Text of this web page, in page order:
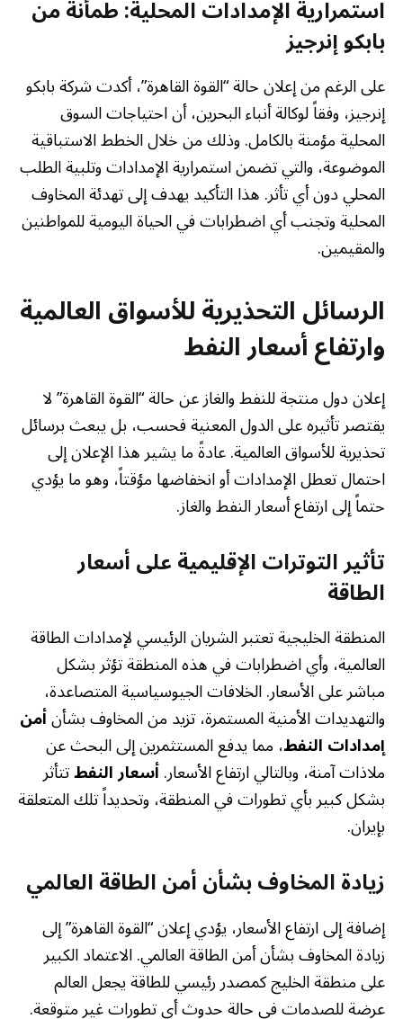
استمرارية الإمدادات المحلية: طمأنة من
بابكو إنرجيز
على الرغم من إعلان حالة “القوة القاهرة”، أكدت شركة بابكو
إنرجيز، وفقاً لوكالة أنباء البحرين، أن احتياجات السوق
المحلية مؤمنة بالكامل. وذلك من خلال الخطط الاستباقية
الموضوعة، والتي تضمن استمرارية الإمدادات وتلبية الطلب
المحلي دون أي تأثر. هذا التأكيد يهدف إلى تهدئة المخاوف
المحلية وتجنب أي اضطرابات في الحياة اليومية للمواطنين
والمقيمين.
الرسائل التحذيرية للأسواق العالمية
وارتفاع أسعار النفط
إعلان دول منتجة للنفط والغاز عن حالة “القوة القاهرة” لا
يقتصر تأثيره على الدول المعنية فحسب، بل يبعث برسائل
تحذيرية للأسواق العالمية. عادةً ما يشير هذا الإعلان إلى
احتمال تعطل الإمدادات أو انخفاضها مؤقتاً، وهو ما يؤدي
حتماً إلى ارتفاع أسعار النفط والغاز.
تأثير التوترات الإقليمية على أسعار
الطاقة
المنطقة الخليجية تعتبر الشريان الرئيسي لإمدادات الطاقة
العالمية، وأي اضطرابات في هذه المنطقة تؤثر بشكل
مباشر على الأسعار. الخلافات الجيوسياسية المتصاعدة،
والتهديدات الأمنية المستمرة، تزيد من المخاوف بشأنأمن
إمدادات النفط، مما يدفع المستثمرين إلى البحث عن
ملاذات آمنة، وبالتالي ارتفاع الأسعار.أسعار النفطتتأثر
بشكل كبير بأي تطورات في المنطقة، وتحديداً تلك المتعلقة
بإيران.
زيادة المخاوف بشأن أمن الطاقة العالمي
إضافة إلى ارتفاع الأسعار، يؤدي إعلان “القوة القاهرة” إلى
زيادة المخاوف بشأن أمن الطاقة العالمي. الاعتماد الكبير
على منطقة الخليج كمصدر رئيسي للطاقة يجعل العالم
عرضة للصدمات في حالة حدوث أي تطورات غير متوقعة.